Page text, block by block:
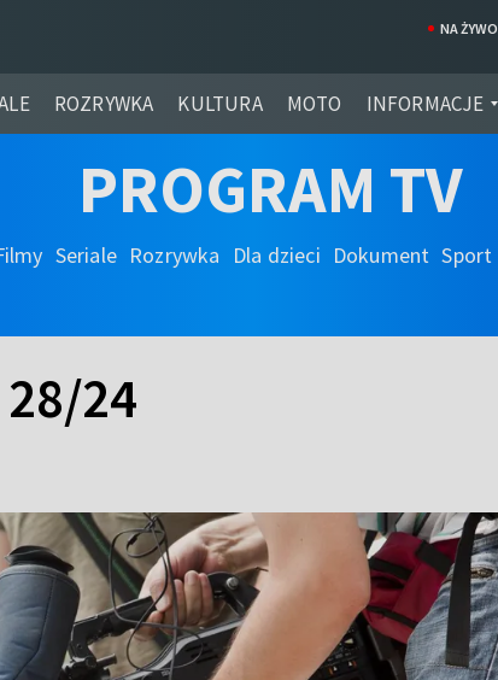
ROZRYWKA KULTURA MOTO INFORMACJE
NA ŻYWO
PROGRAM TV
Seriale Rozrywka Dla dzieci Dokument Sport
24